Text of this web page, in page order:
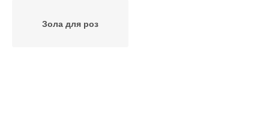
Зола для роз